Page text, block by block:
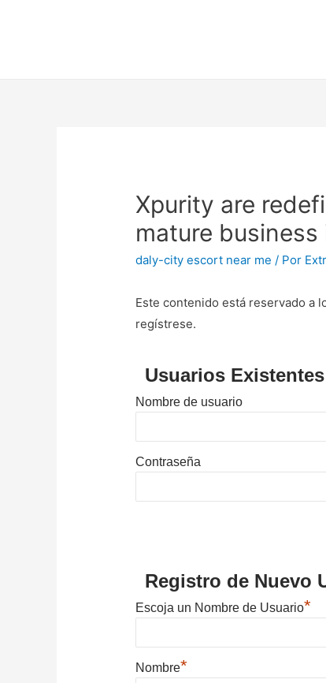
Xpurity are
mature
daly-city escort near me / Por
Este contenido está reservado a
regístrese.
Usuarios
Nombre de usuario
Contraseña
Registro de Nuevo
Escoja un Nombre de Usuario*
Nombre*